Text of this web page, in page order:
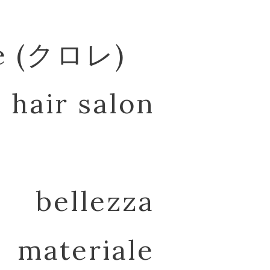
(クロレ)
hair salon
bellezza
materiale